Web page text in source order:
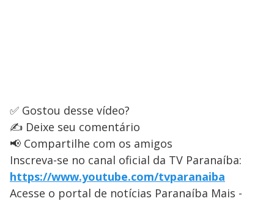
✅ Gostou desse vídeo?
✍️ Deixe seu comentário
📢 Compartilhe com os amigos
Inscreva-se no canal oficial da TV Paranaíba:
https://www.youtube.com/tvparanaiba
Acesse o portal de notícias Paranaíba Mais -